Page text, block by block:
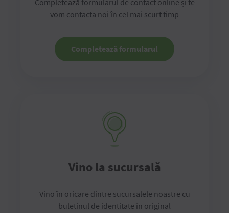
Completează formularul de contact online și te
vom contacta noi în cel mai scurt timp
Completează formularul
Vino la sucursală
Vino în oricare dintre sucursalele noastre cu
buletinul de identitate în original